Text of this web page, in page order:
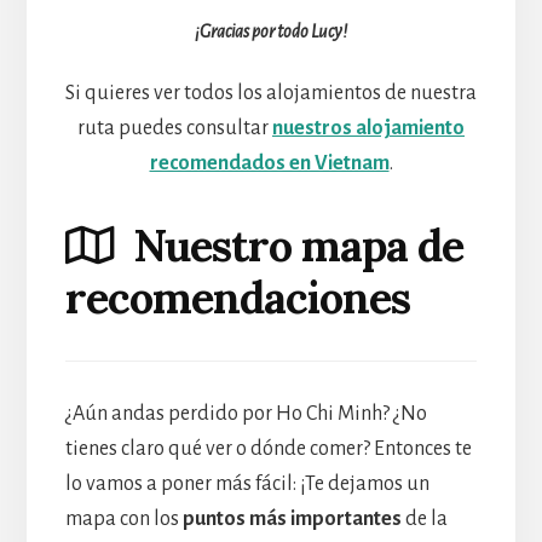
¡Gracias por todo Lucy!
Si quieres ver todos los alojamientos de nuestra
ruta puedes consultar nuestros alojamiento
recomendados en Vietnam.
Nuestro mapa de
recomendaciones
¿Aún andas perdido por Ho Chi Minh? ¿No
tienes claro qué ver o dónde comer? Entonces te
lo vamos a poner más fácil: ¡Te dejamos un
mapa con los puntos más importantes de la